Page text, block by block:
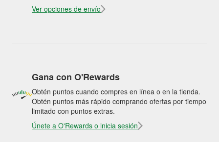
Ver opciones de envío
Gana con O'Rewards
Obtén puntos cuando compres en línea o en la tienda.
Obtén puntos más rápido comprando ofertas por tiempo
limitado con puntos extras.
Únete a O'Rewards o inicia sesión